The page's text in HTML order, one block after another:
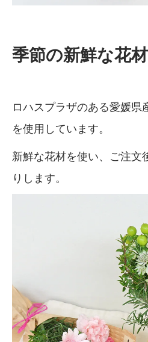
季節の新鮮な花
ロハスプラザのある愛媛
を使用しています。
新鮮な花材を使い、ご注文
りします。